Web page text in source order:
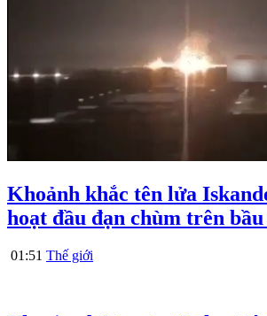
Khoảnh khắc tên lửa
hoạt đầu đạn chùm trên
01:51 Thế giới